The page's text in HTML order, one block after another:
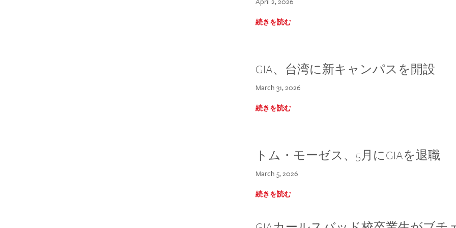
続きを読む
GIA、台湾に新キャンパスを開設
March 31, 2026
続きを読む
トム・モーゼス、5月にGIAを退職
March 5, 2026
続きを読む